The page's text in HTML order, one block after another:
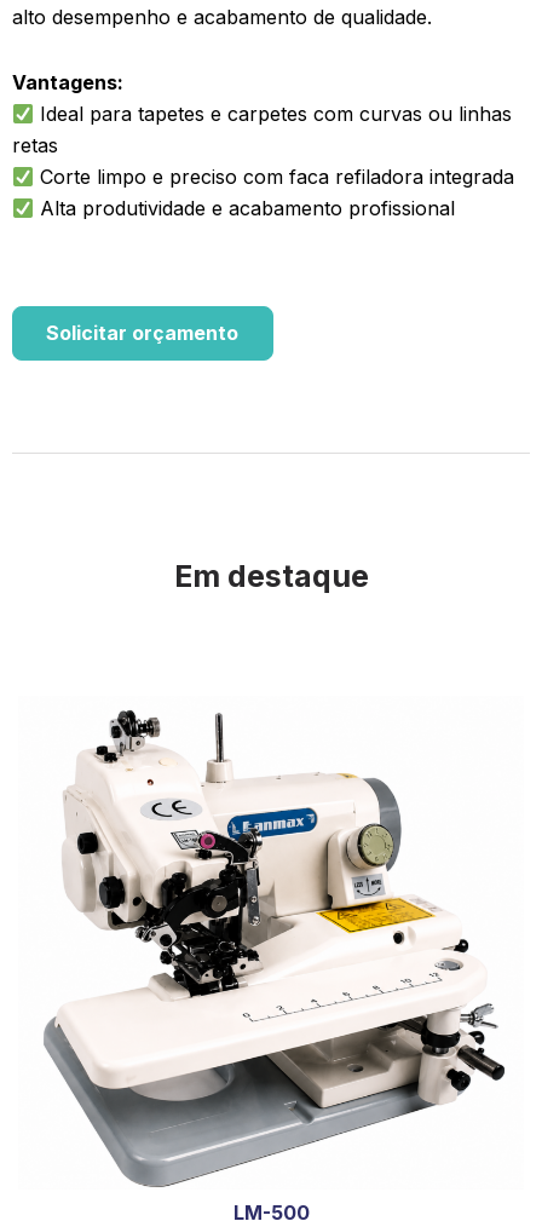
alto desempenho e acabamento de qualidade.
Vantagens:
Ideal para tapetes e carpetes com curvas ou linhas
retas
Corte limpo e preciso com faca refiladora integrada
Alta produtividade e acabamento profissional
Solicitar orçamento
Em destaque
LM-500